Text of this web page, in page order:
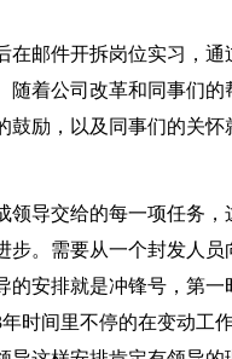
在邮件开拆岗位实习，
随着公司改革和同事们
鼓励，以及同事们的关
领导交给的每一项任务
步。需要从一个封发人
的安排就是冲锋号，第
时间里不停的在变动工